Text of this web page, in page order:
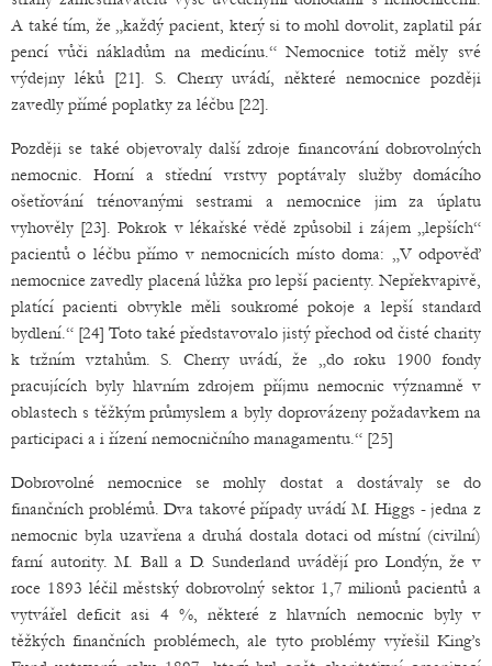
A také tím, že „každý pacient, který si to mohl dovolit, zaplatil pár
pencí vůči nákladům na medicínu.“ Nemocnice totiž měly své
výdejny léků [21]. S. Cherry uvádí, některé nemocnice později
zavedly přímé poplatky za léčbu [22].
Později se také objevovaly další zdroje financování dobrovolných
nemocnic. Horní a střední vrstvy poptávaly služby domácího
ošetřování trénovanými sestrami a nemocnice jim za úplatu
vyhověly [23]. Pokrok v lékařské vědě způsobil i zájem „lepších“
pacientů o léčbu přímo v nemocnicích místo doma: „V odpověď
nemocnice zavedly placená lůžka pro lepší pacienty. Nepřekvapivě,
platící pacienti obvykle měli soukromé pokoje a lepší standard
bydlení.“ [24] Toto také představovalo jistý přechod od čisté charity
k tržním vztahům. S. Cherry uvádí, že „do roku 1900 fondy
pracujících byly hlavním zdrojem příjmu nemocnic významně v
oblastech s těžkým průmyslem a byly doprovázeny požadavkem na
participaci a i řízení nemocničního managamentu.“ [25]
Dobrovolné nemocnice se mohly dostat a dostávaly se do
finančních problémů. Dva takové případy uvádí M. Higgs - jedna z
nemocnic byla uzavřena a druhá dostala dotaci od místní (civilní)
farní autority. M. Ball a D. Sunderland uvádějí pro Londýn, že v
roce 1893 léčil městský dobrovolný sektor 1,7 milionů pacientů a
vytvářel deficit asi 4 %, některé z hlavních nemocnic byly v
těžkých finančních problémech, ale tyto problémy vyřešil King’s